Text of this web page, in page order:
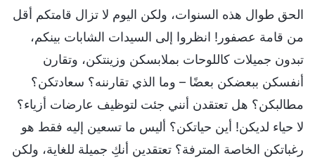
الحق طوال هذه السنوات، ولكن اليوم لا تزال قامتكم أقل
من قامة عصفور! انظروا إلى السيدات الشابات بينكم،
تبدون جميلات كاللوحات بملابسكن وزينتكن، وتقارن
أنفسكن ببعضكن بعضًا – وما الذي تقارننه؟ سعادتكن؟
مطالبكن؟ هل تعتقدن أنني جئت لتوظيف عارضات أزياء؟
لا حياء لديكن! أين حياتكن؟ أليس ما تسعين إليه فقط هو
رغباتكن الخاصة المترفة؟ تعتقدين أنكِ جميلة للغاية، ولكن